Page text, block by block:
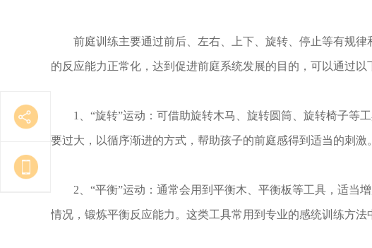
前庭训练主要通过前后、左右、上下、旋转、停止等有规律
的反应能力正常化，达到促进前庭系统发展的目的，可以通过以
1、“旋转”运动：可借助旋转木马、旋转圆筒、旋转椅子等
要过大，以循序渐进的方式，帮助孩子的前庭感得到适当的刺激。
2、“平衡”运动：通常会用到平衡木、平衡板等工具，适当
情况，锻炼平衡反应能力。这类工具常用到专业的感统训练方法